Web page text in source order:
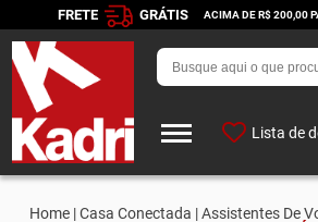
FRETE GRÁTIS ACIMA DE R$ 200,00
Lista de
Home |Casa Conectada |Assistentes De